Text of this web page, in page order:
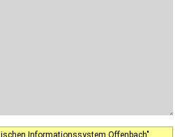
Informationssystem Offenbach"